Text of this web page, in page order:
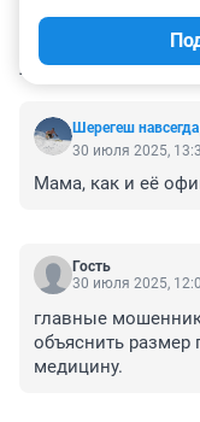
Шерегеш навсегда
30 июля 2025,
Мама, как и её
Гость
30 июля 2025,
главные
объяснить размер
медицину.